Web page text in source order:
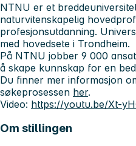
NTNU er et
naturvitenskapelig
profesjonsutdanning.
med hovedsete i Trondheim.
På NTNU jobber 9 000
å skape kunnskap for en
Du finner mer informasjon
søkeprosessen her.
Video: https://youtu.be/Xt-
Om stillingen